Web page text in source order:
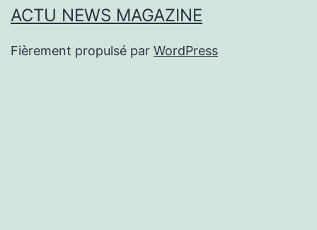
ACTU NEWS MAGAZINE
Fièrement propulsé par WordPress